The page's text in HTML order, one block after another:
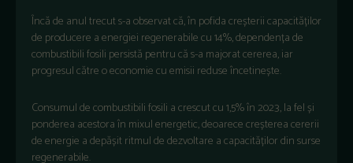
Încă de anul trecut s-a observat că, în pofida creșterii capacităților
de producere a energiei regenerabile cu 14%, dependența de
combustibili fosili persistă pentru că s-a majorat cererea, iar
progresul către o economie cu emisii reduse încetinește.
Consumul de combustibili fosili a crescut cu 1,5% în 2023, la fel și
ponderea acestora în mixul energetic, deoarece creșterea cererii
de energie a depășit ritmul de dezvoltare a capacităților din surse
regenerabile.